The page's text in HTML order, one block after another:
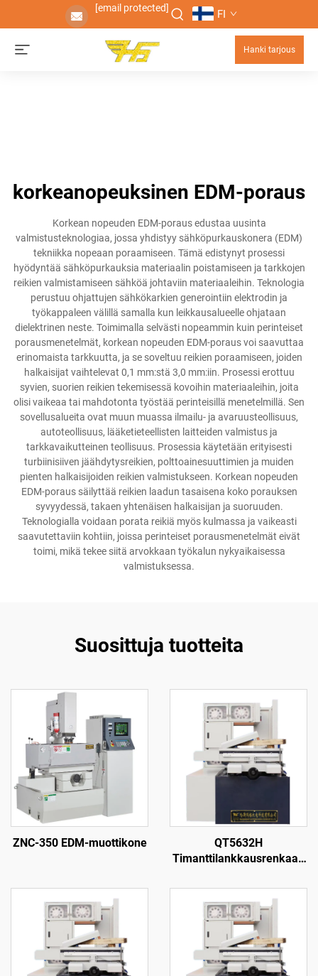
[email protected] FI
Hanki tarjous
korkeanopeuksinen EDM-poraus
Korkean nopeuden EDM-poraus edustaa uusinta
valmistusteknologiaa, jossa yhdistyy sähköpurkauskonera (EDM)
tekniikka nopeaan poraamiseen. Tämä edistynyt prosessi
hyödyntää sähköpurkauksia materiaalin poistamiseen ja tarkkojen
reikien valmistamiseen sähköä johtaviin materiaaleihin. Teknologia
perustuu ohjattujen sähkökarkien generointiin elektrodin ja
työkappaleen välillä samalla kun leikkausalueelle ohjataan
dielektrinen neste. Toimimalla selvästi nopeammin kuin perinteiset
porausmenetelmät, korkean nopeuden EDM-poraus voi saavuttaa
erinomaista tarkkuutta, ja se soveltuu reikien poraamiseen, joiden
halkaisijat vaihtelevat 0,1 mm:stä 3,0 mm:iin. Prosessi erottuu
syvien, suorien reikien tekemisessä kovoihin materiaaleihin, joita
olisi vaikeaa tai mahdotonta työstää perinteisillä menetelmillä. Sen
sovellusalueita ovat muun muassa ilmailu- ja avaruusteollisuus,
autoteollisuus, lääketieteellisten laitteiden valmistus ja
tarkkavaikutteinen teollisuus. Prosessia käytetään erityisesti
turbiinisiiven jäähdytysreikien, polttoainesuuttimien ja muiden
pienten halkaisijoiden reikien valmistukseen. Korkean nopeuden
EDM-poraus säilyttää reikien laadun tasaisena koko porauksen
syvyydessä, takaen yhtenäisen halkaisijan ja suoruuden.
Teknologialla voidaan porata reikiä myös kulmassa ja vaikeasti
saavutettaviin kohtiin, joissa perinteiset porausmenetelmät eivät
toimi, mikä tekee siitä arvokkaan työkalun nykyaikaisessa
valmistuksessa.
Suosittuja tuotteita
ZNC-350 EDM-muottikone
QT5632H
Timanttilankkausrenkaan